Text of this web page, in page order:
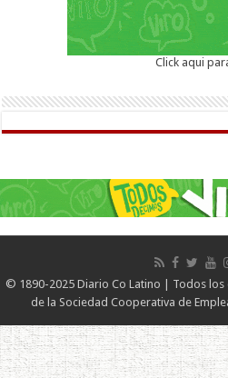
Click aqui
© 1890-2025 Diario Co Latino | Todos los
de la Sociedad Cooperativa de